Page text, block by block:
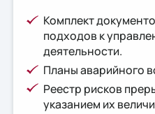
Комплект
подходов к
деятельности.
Планы аварийного
Реестр рисков
указанием их